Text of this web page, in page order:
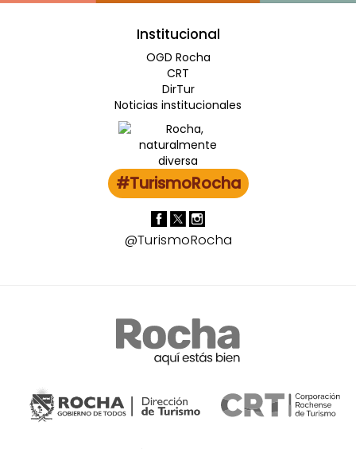
Institucional
OGD Rocha
CRT
DirTur
Noticias institucionales
#TurismoRocha
@TurismoRocha